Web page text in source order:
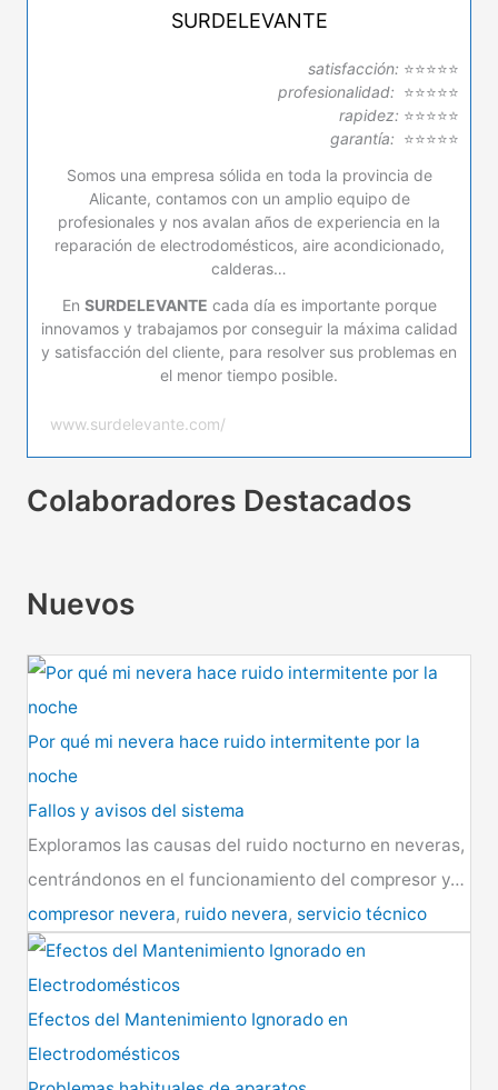
SURDELEVANTE
satisfacción: ⭐⭐⭐⭐⭐
profesionalidad: ⭐⭐⭐⭐⭐
rapidez: ⭐⭐⭐⭐⭐
garantía: ⭐⭐⭐⭐⭐
Somos una empresa sólida en toda la provincia de
Alicante, contamos con un amplio equipo de
profesionales y nos avalan años de experiencia en la
reparación de electrodomésticos, aire acondicionado,
calderas…
En SURDELEVANTE cada día es importante porque
innovamos y trabajamos por conseguir la máxima calidad
y satisfacción del cliente, para resolver sus problemas en
el menor tiempo posible.
www.surdelevante.com/
Colaboradores Destacados
Nuevos
Por qué mi nevera hace ruido intermitente por la
noche
Fallos y avisos del sistema
Exploramos las causas del ruido nocturno en neveras,
centrándonos en el funcionamiento del compresor y…
compresor nevera, ruido nevera, servicio técnico
Efectos del Mantenimiento Ignorado en
Electrodomésticos